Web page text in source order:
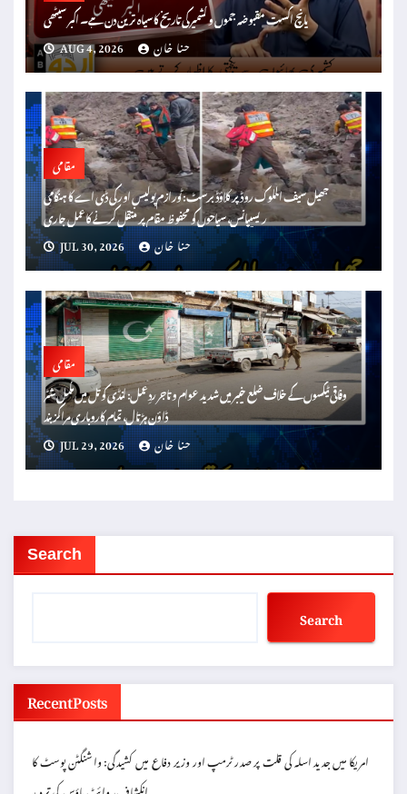
پانچ اگست مقبوضہ جموں و کشمیر کی تاریخ کا سیاہ ترین دن ہے۔ اکبر سیٹھی
AUG 4, 2026
حنا خان
مقامی
جھیل سیف الملوک روڈ پر کلاؤڈ برسٹ: ٹورازم پولیس اور کی ڈی اے کا ہنگامی
ریسیپانس، سیاحوں کو محفوظ مقام پر منتقل کرنے کا عمل جاری
JUL 30, 2026
حنا خان
مقامی
وفاقی ٹیکسوں کے خلاف ضلع خیبر میں شدید عوام و تاجر ردِعمل: لنڈی کوتل میں مکمل شٹر
ڈاؤن ہڑتال، تمام کاروباری مراکزبند
JUL 29, 2026
حنا خان
Search
Search
Recent Posts
امریکا میں جدید اسلہ کی قلت پر صدر ٹرمپ اور وزیر دفاع میں کشیدگی: واشنگٹن پوسٹ کا